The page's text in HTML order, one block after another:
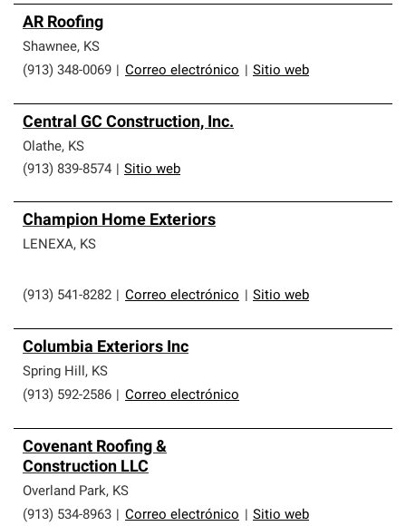
AR Roofing
Shawnee, KS
(913) 348-0069
Correo electrónico Sitio web
Central GC Construction, Inc.
Olathe, KS
(913) 839-8574
Sitio web
Champion Home Exteriors
LENEXA, KS
(913) 541-8282 Correo electrónico Sitio web
Columbia Exteriors Inc
Spring Hill, KS
(913) 592-2586
Correo electrónico
Covenant Roofing &
Construction LLC
Overland Park, KS
(913) 534-8963
Correo electrónico Sitio web